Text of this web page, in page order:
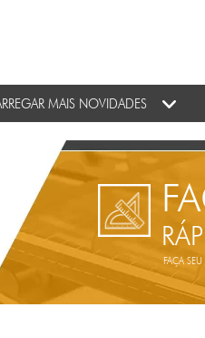
MAIS NOVIDADES
FAÇA